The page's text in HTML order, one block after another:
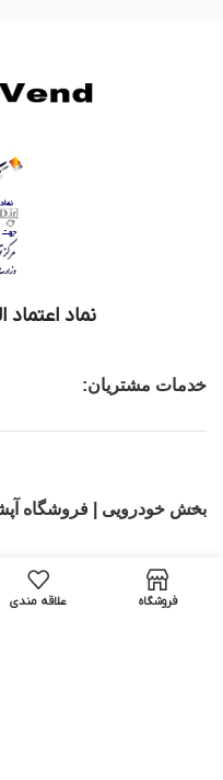
نماد اعتماد
خدمات مشتریان:
بخش خودرویی | فروشگاه
تجهیزات IT
فروشگاه علاقه مندی